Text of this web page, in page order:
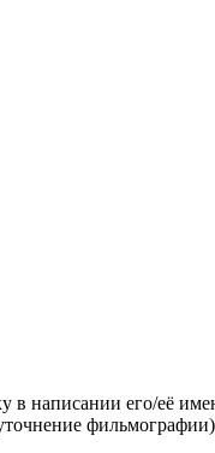
в написании его/её